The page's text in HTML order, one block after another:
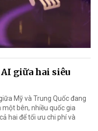
AI giữa hai siêu
Mỹ và Trung Quốc đang
bên, nhiều quốc gia
hai để tối ưu chi phí và